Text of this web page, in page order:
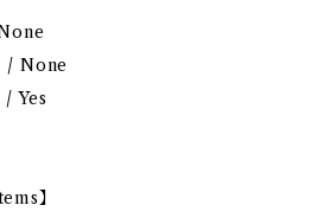
/ None
/ Yes
】